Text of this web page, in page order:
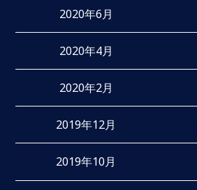
2020年6月
2020年4月
2020年2月
2019年12月
2019年10月